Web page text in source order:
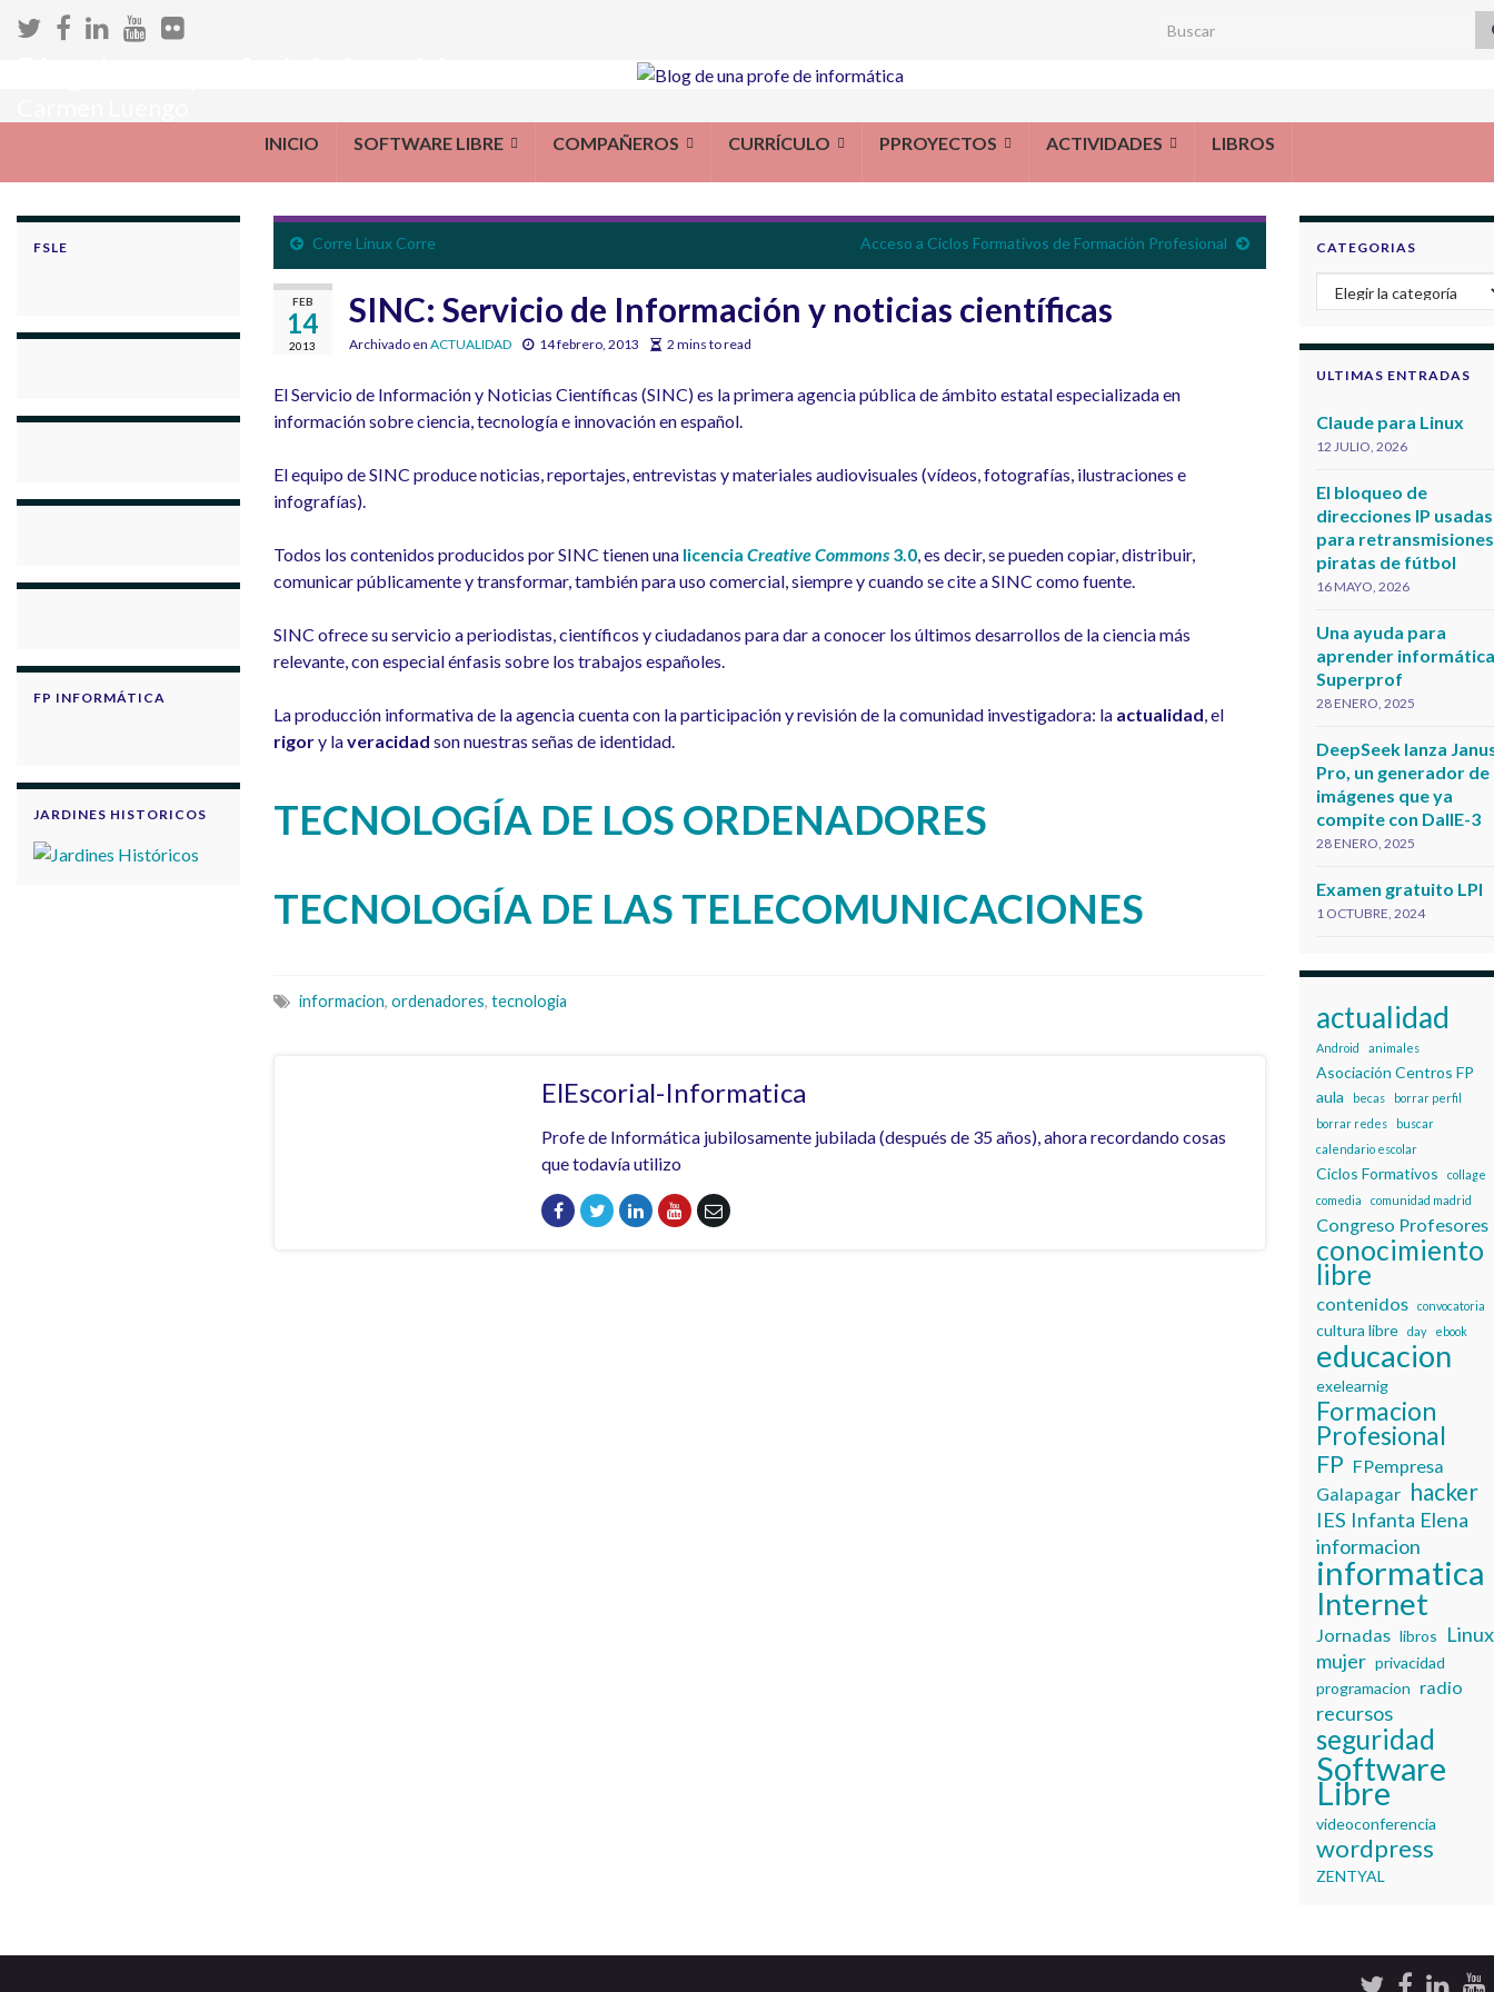
Search for:
INICIO SOFTWARE LIBRE COMPAÑEROS CURRÍCULO PPROYECTOS ACTIVIDADES LIBROS
Corre Linux Corre Acceso a Ciclos Formativos de Formación Profesional
FEB
14
2013
SINC: Servicio de Información y noticias científicas
Archivado en ACTUALIDAD 14 febrero, 2013 2 mins to read
El Servicio de Información y Noticias Científicas (SINC) es la primera agencia pública de ámbito estatal especializada en
información sobre ciencia, tecnología e innovación en español.
El equipo de SINC produce noticias, reportajes, entrevistas y materiales audiovisuales (vídeos, fotografías, ilustraciones e
infografías).
Todos los contenidos producidos por SINC tienen una licencia Creative Commons 3.0, es decir, se pueden copiar, distribuir,
comunicar públicamente y transformar, también para uso comercial, siempre y cuando se cite a SINC como fuente.
SINC ofrece su servicio a periodistas, científicos y ciudadanos para dar a conocer los últimos desarrollos de la ciencia más
relevante, con especial énfasis sobre los trabajos españoles.
La producción informativa de la agencia cuenta con la participación y revisión de la comunidad investigadora: la actualidad, el
rigory laveracidad son nuestras señas de identidad.
TECNOLOGÍA DE LOS ORDENADORES
TECNOLOGÍA DE LAS TELECOMUNICACIONES
informacion, ordenadores, tecnologia
ElEscorial-Informatica
Profe de Informática jubilosamente jubilada (después de 35 años), ahora recordando cosas
que todavía utilizo
FSLE
FP INFORMÁTICA
JARDINES HISTORICOS
CATEGORIAS
Categorias
ULTIMAS ENTRADAS
Claude para Linux
12 JULIO, 2026
El bloqueo de
direcciones IP usadas
para retransmisiones
piratas de fútbol
16 MAYO, 2026
Una ayuda para
aprender
Superprof
28 ENERO, 2025
DeepSeek lanza
Pro, un generador de
imágenes que ya
compite con DallE-3
28 ENERO, 2025
Examen gratuito LPI
1 OCTUBRE, 2024
actualidad
Android animales
Asociación Centros FP
aula
becas
borrar perfil
borrar redes
buscar
calendario escolar
Ciclos Formativos
collage
comedia
comunidad madrid
Congreso Profesores
conocimiento
libre
contenidos convocatoria
cultura libre day ebook
educacion
exelearnig
Formacion
Profesional
FP FPempresa
Galapagar hacker
IES Infanta Elena
informacion
informatica
Internet
Jornadas libros
Linux
mujer privacidad
programacion radio
recursos
seguridad
Software
Libre
videoconferencia
wordpress
ZENTYAL